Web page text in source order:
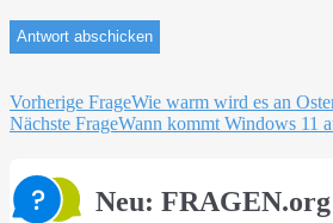
Beitragsnavigation
Vorherige FrageWie warm wird es an
Nächste FrageWann kommt Windows 11
Neu: FRAGEN.org